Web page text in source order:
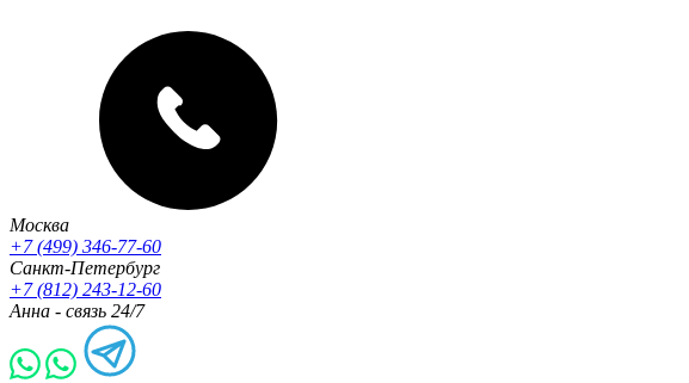
Москва
+7 (499) 346-77-60
Санкт-Петербург
+7 (812) 243-12-60
Анна - связь 24/7